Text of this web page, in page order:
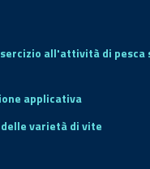
all'attività di pesca
applicativa
varietà di vite